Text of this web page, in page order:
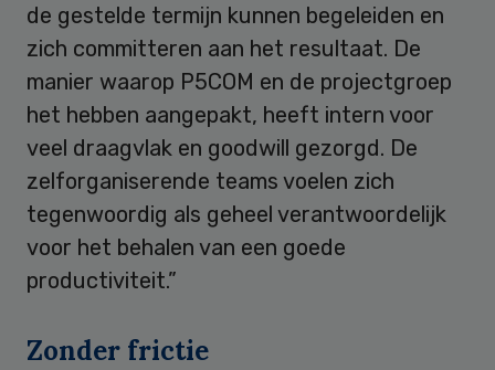
de gestelde termijn kunnen begeleiden en
zich committeren aan het resultaat. De
manier waarop P5COM en de projectgroep
het hebben aangepakt, heeft intern voor
veel draagvlak en goodwill gezorgd. De
zelforganiserende teams voelen zich
tegenwoordig als geheel verantwoordelijk
voor het behalen van een goede
productiviteit.”
Zonder frictie